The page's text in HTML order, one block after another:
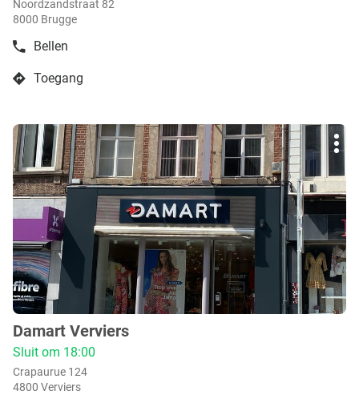
Noordzandstraat 82
8000 Brugge
Bellen
de
DamartToegang
naar
Damart
Brugge
Druk
op
de
ENTER
toets
voor
meer
info
boetiek
:
Damart Verviers
Sluit om 18:00
Crapaurue 124
4800 Verviers